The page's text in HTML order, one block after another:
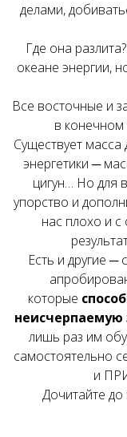
делами,
Где она разлита?
океане энергии,
Все восточные и
в конечном
Существует
энергетики ─
цигун… Но для
упорство и
нас плохо и с
Есть и другие
которые
лишь раз им
самостоятельно
и
Дочитайте до